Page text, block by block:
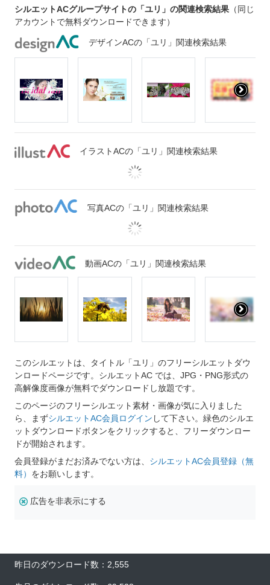
シルエットACグループサイトの「ユリ」の関連検索結果 （同じ
アカウントで無料ダウンロードできます）
デザインACの「ユリ」関連検索結果
イラストACの「ユリ」関連検索結果
写真ACの「ユリ」関連検索結果
動画ACの「ユリ」関連検索結果
このシルエットは、タイトル「ユリ」のフリーシルエットダウ
ンロードページです。シルエットAC では、JPG・PNG形式の
高解像度画像が無料でダウンロードし放題です。
このページのフリーシルエット素材・画像が気に入りました
ら、まずシルエットAC会員ログイン して下さい。緑色のシルエ
ットダウンロードボタンをクリックすると、フリーダウンロー
ドが開始されます。
会員登録がまだお済みでない方は、 シルエットAC会員登録（無
料） をお願いします。
広告を非表示にする
昨日のダウンロード数：2,555